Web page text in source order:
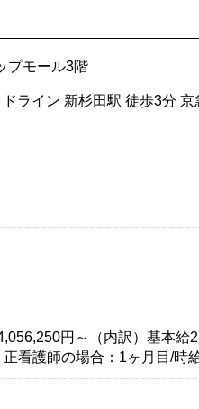
プモール3階
ライン 新杉田駅 徒歩3分
円～（内訳）基本
看護師の場合：1ヶ月目/時